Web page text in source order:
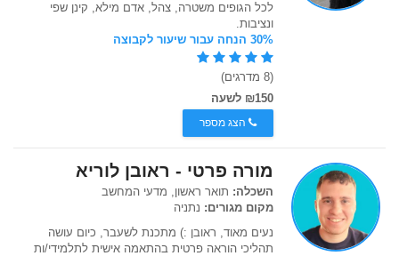
לכל הגופים משטרה, צהל, אדם מילא, קינן שפי
ונציבות.
30% הנחה עבור שיעור לקבוצה
(8 מדרגים)
₪150 לשעה
הצג מספר
מורה פרטי - ראובן לוריא
השכלה: תואר ראשון, מדעי המחשב
מקום מגורים: נתניה
נעים מאוד, ראובן :) מתכנת לשעבר, כיום עושה
תהליכי הוראה פרטית בהתאמה אישית לתלמידי/ות